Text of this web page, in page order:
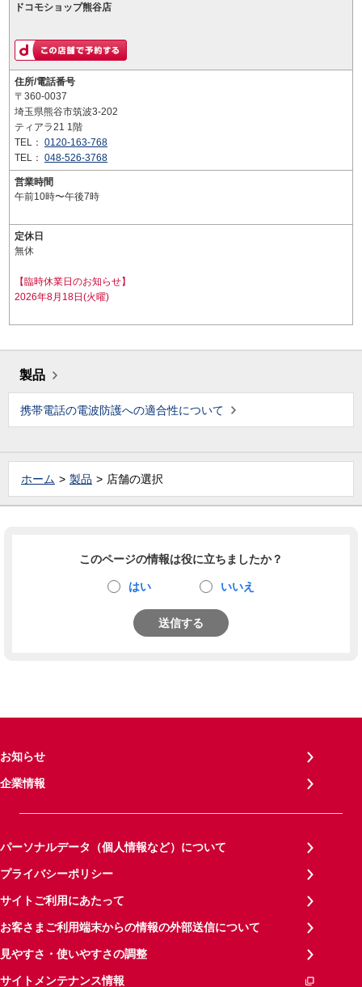
ドコモショップ熊谷店
住所/電話番号
〒360-0037
埼玉県熊谷市筑波3-202
ティアラ21 1階
TEL： 0120-163-768
TEL： 048-526-3768
営業時間
午前10時〜午後7時
定休日
無休
【臨時休業日のお知らせ】
2026年8月18日(火曜)
製品
携帯電話の電波防護への適合性について
ホーム 製品 店舗の選択
このページの情報は役に立ちましたか？
はい いいえ
送信する
お知らせ
企業情報
パーソナルデータ（個人情報など）について
プライバシーポリシー
サイトご利用にあたって
お客さまご利用端末からの情報の外部送信について
見やすさ・使いやすさの調整
サイトメンテナンス情報